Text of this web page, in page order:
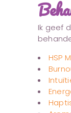
Ik geef
HSP